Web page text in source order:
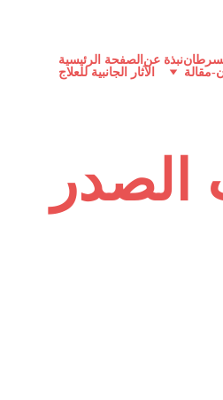
الصفحة الرئيسية نبذة عن
الآثار الجانبية للعلاج
مقالة
الصدر